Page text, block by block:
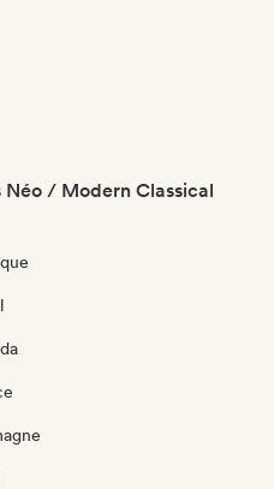
Néo / Modern Classical